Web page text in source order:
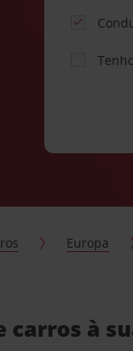
Europa
carros à